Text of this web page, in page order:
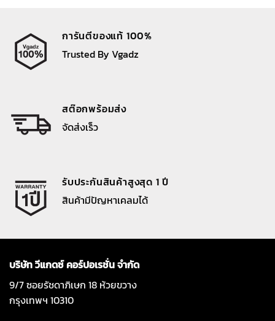
การันตีของแท้ 100%
Trusted By Vgadz
สต๊อกพร้อมส่ง
จัดส่งเร็ว
รับประกันสินค้าสูงสุด 1 ปี
สินค้ามีปัญหาเคลมได้
บริษัท วีแกดซ์ คอร์ปอเรชั่น จำกัด
9/7 ซอยรัชดาภิเษก 18 ห้วยขวาง
กรุงเทพฯ 10310